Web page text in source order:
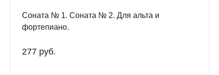
Соната № 1. Соната № 2. Для альта и
фортепиано.
277 руб.